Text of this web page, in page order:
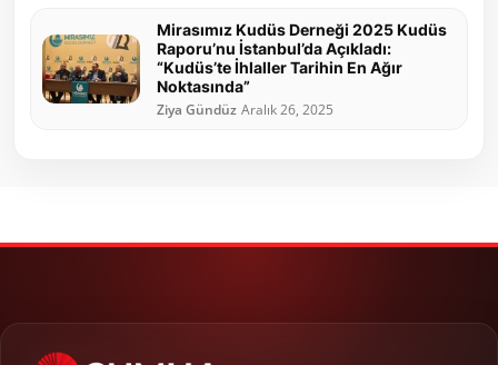
Mirasımız Kudüs Derneği 2025 Kudüs
Raporu’nu İstanbul’da Açıkladı:
“Kudüs’te İhlaller Tarihin En Ağır
Noktasında”
Ziya Gündüz Aralık 26, 2025